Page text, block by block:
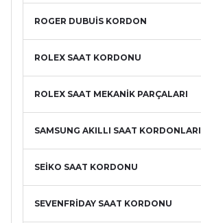
ROGER DUBUİS KORDON
ROLEX SAAT KORDONU
ROLEX SAAT MEKANİK PARÇALARI
SAMSUNG AKILLI SAAT KORDONLARI
SEİKO SAAT KORDONU
SEVENFRİDAY SAAT KORDONU